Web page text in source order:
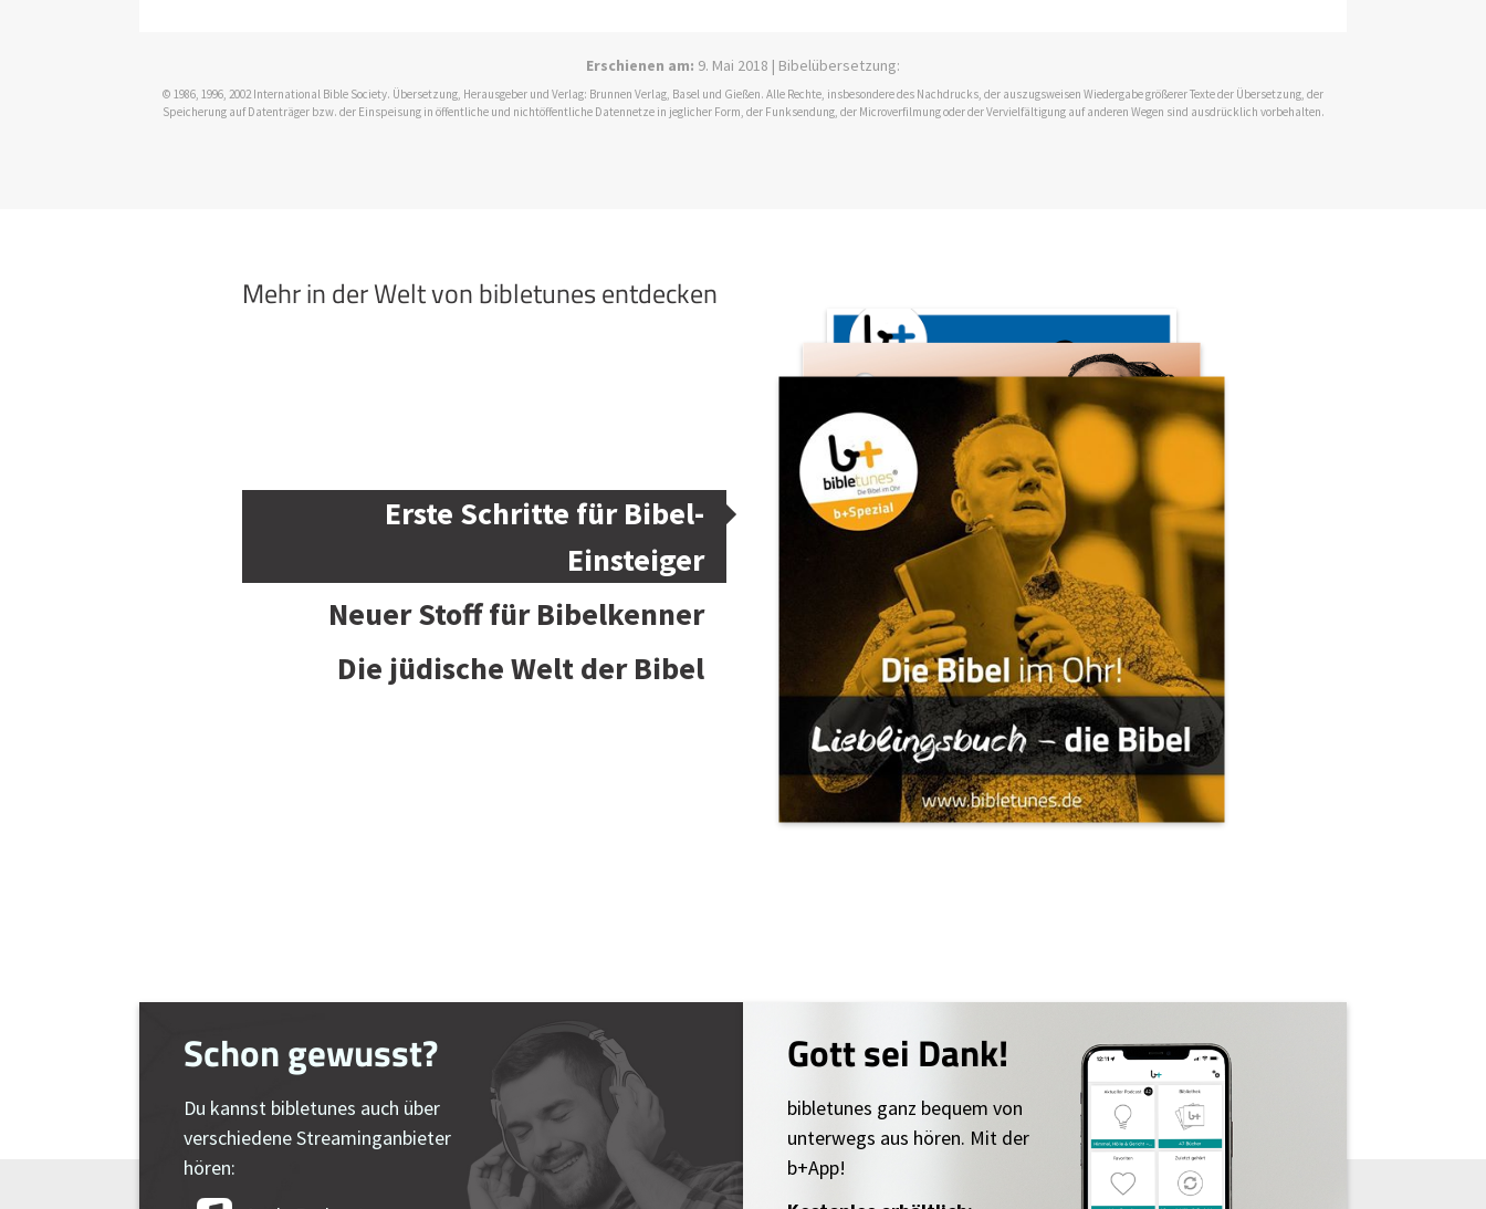
Erschienen am: 9. Mai 2018 | Bibelübersetzung:
© 1986, 1996, 2002 International Bible Society. Übersetzung, Herausgeber und Verlag: Brunnen Verlag, Basel und Gießen. Alle Rechte, insbesondere des Nachdrucks, der auszugsweisen Wiedergabe größerer Texte der Übersetzung, der
Speicherung auf Datenträger bzw. der Einspeisung in öffentliche und nichtöffentliche Datennetze in jeglicher Form, der Funksendung, der Microverfilmung oder der Vervielfältigung auf anderen Wegen sind ausdrücklich vorbehalten.
Mehr in der Welt von bibletunes entdecken
Erste Schritte für Bibel-
Einsteiger
Neuer Stoff für Bibelkenner
Die jüdische Welt der Bibel
Schon gewusst?
Du kannst bibletunes auch über
verschiedene Streaminganbieter
hören:
Gott sei Dank!
bibletunes ganz bequem von
unterwegs aus hören. Mit der
b+App!